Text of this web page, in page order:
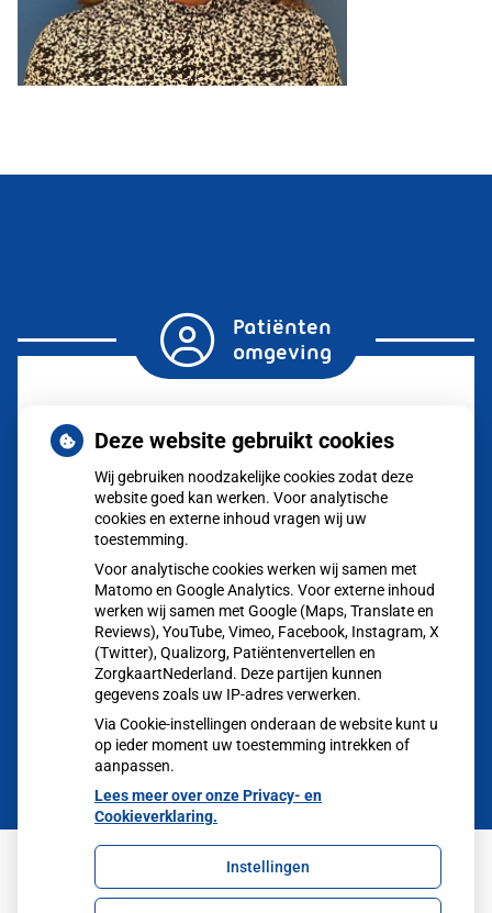
Patiënten
omgeving
Herhaalrecepten
aanvragen
Vragen
stellen
Afspraken
maken
Dossier
bekijken
Deze website gebruikt cookies
Wij gebruiken noodzakelijke cookies zodat deze
website goed kan werken. Voor analytische
cookies en externe inhoud vragen wij uw
toestemming.
Voor analytische cookies werken wij samen met
Matomo en Google Analytics. Voor externe inhoud
werken wij samen met Google (Maps, Translate en
Reviews), YouTube, Vimeo, Facebook, Instagram, X
(Twitter), Qualizorg, Patiëntenvertellen en
ZorgkaartNederland. Deze partijen kunnen
gegevens zoals uw IP-adres verwerken.
Via Cookie-instellingen onderaan de website kunt u
op ieder moment uw toestemming intrekken of
aanpassen.
Lees meer over onze Privacy- en
Cookieverklaring.
Instellingen